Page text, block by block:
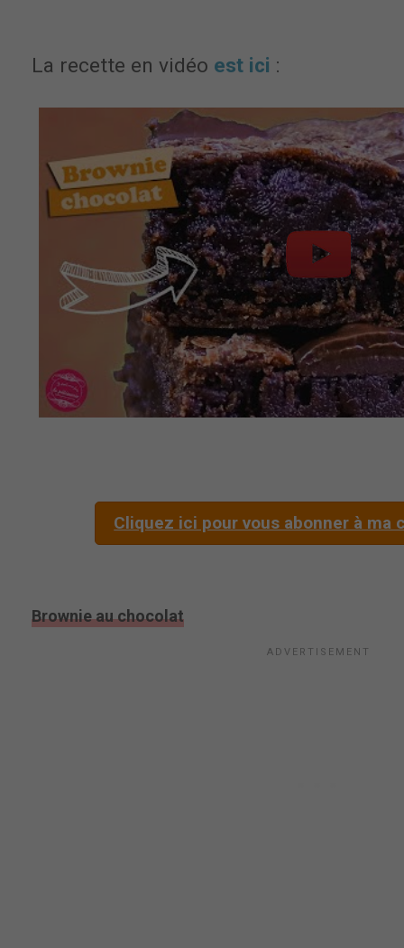
La recette en vidéo est ici :
Cliquez ici pour vous abonner à ma
Brownie au chocolat